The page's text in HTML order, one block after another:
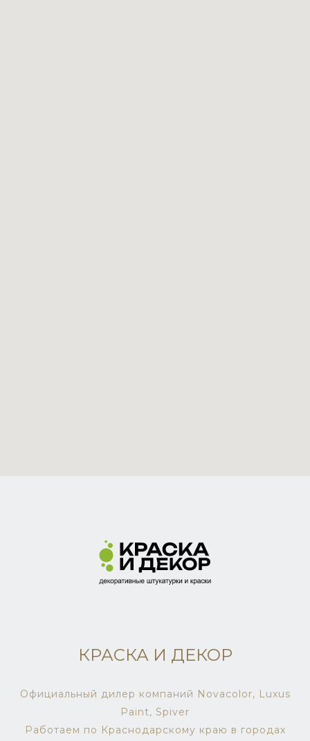
КРАСКА И ДЕКОР
Официальный дилер компаний Novacolor, Luxus
Paint, Spiver
Работаем по Краснодарскому краю в городах